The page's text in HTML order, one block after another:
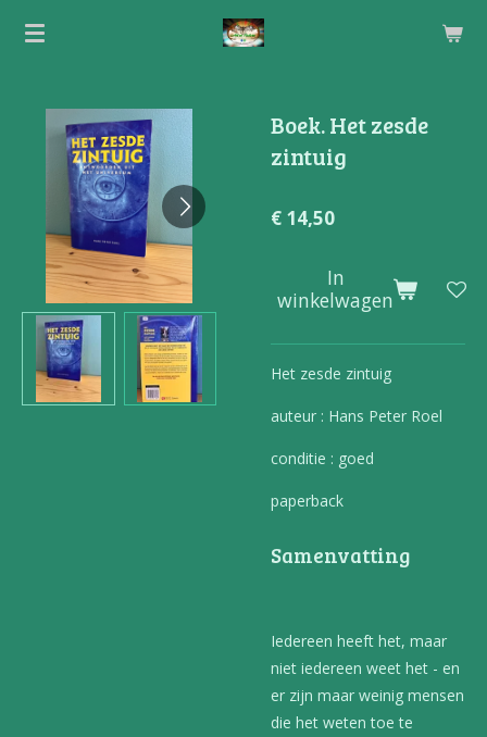
Ga
hoofdinhoud
Boek. Het zesde
zintuig
€ 14,50
In
winkelwagen
Het zesde zintuig
auteur : Hans Peter Roel
conditie : goed
paperback
Samenvatting
Iedereen heeft het, maar
niet iedereen weet het - en
er zijn maar weinig mensen
die het weten toe te